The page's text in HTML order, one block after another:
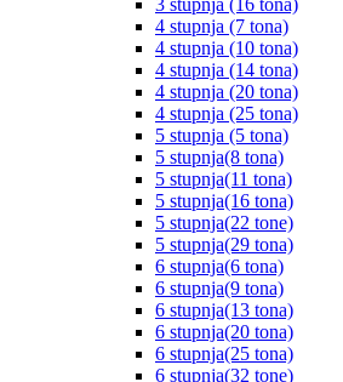
3 stupnja (16 tona)
4 stupnja (7 tona)
4 stupnja (10 tona)
4 stupnja (14 tona)
4 stupnja (20 tona)
4 stupnja (25 tona)
5 stupnja (5 tona)
5 stupnja(8 tona)
5 stupnja(11 tona)
5 stupnja(16 tona)
5 stupnja(22 tone)
5 stupnja(29 tona)
6 stupnja(6 tona)
6 stupnja(9 tona)
6 stupnja(13 tona)
6 stupnja(20 tona)
6 stupnja(25 tona)
6 stupnja(32 tone)